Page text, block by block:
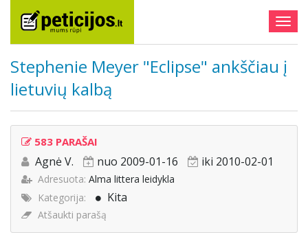
Stephenie Meyer "Eclipse" ankščiau į
lietuvių kalbą
583 PARAŠAI
Agnė V. nuo 2009-01-16 iki 2010-02-01
Adresuota: Alma littera leidykla
Kategorija:
Kita
Atšaukti parašą